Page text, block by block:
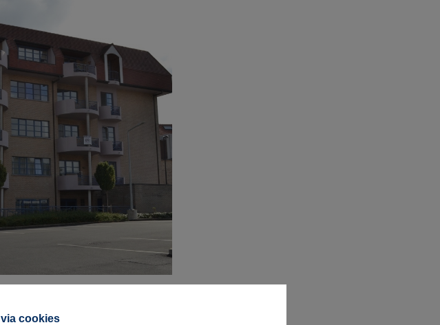
cookies